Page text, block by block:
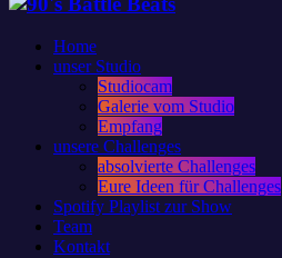
Home
unser Studio
Studiocam
Galerie vom Studio
Empfang
unsere Challenges
absolvierte Challenges
Eure Ideen für Challenges
Spotify Playlist zur Show
Team
Kontakt